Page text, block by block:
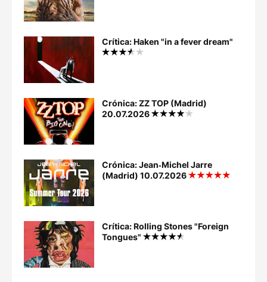
Crítica: Haken "in a fever dream"
Crónica: ZZ TOP (Madrid)
20.07.2026
Crónica: Jean‐Michel Jarre
(Madrid) 10.07.2026
Crítica: Rolling Stones "Foreign
Tongues"